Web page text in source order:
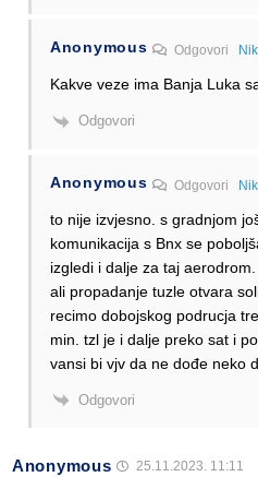
Anonymous Odgovori
Kakve veze ima Banja Luka
Odgovori
Anonymous Odgovori
to nije izvjesno. s gradnjom
komunikacija s Bnx se
izgledi i dalje za taj
ali propadanje tuzle otvara
recimo dobojskog podrucja
min. tzl je i dalje preko sat i
vansi bi vjv da ne dođe neko
Odgovori
Anonymous 25.11.2023. 11:11